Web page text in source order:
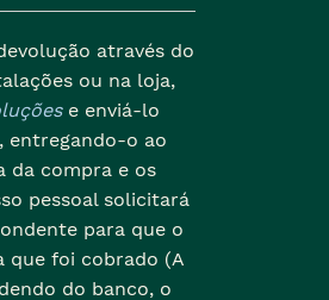
através do
ou na loja,
e enviá-lo
entregando-o ao
da compra e os
pessoal solicitará
para que o
que foi cobrado (A
do banco, o